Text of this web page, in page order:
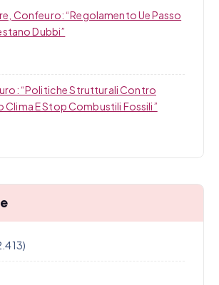
Confeuro: “Regolamento Ue Passo
Dubbi”
“Politiche Strutturali Contro
E Stop Combustili Fossili”